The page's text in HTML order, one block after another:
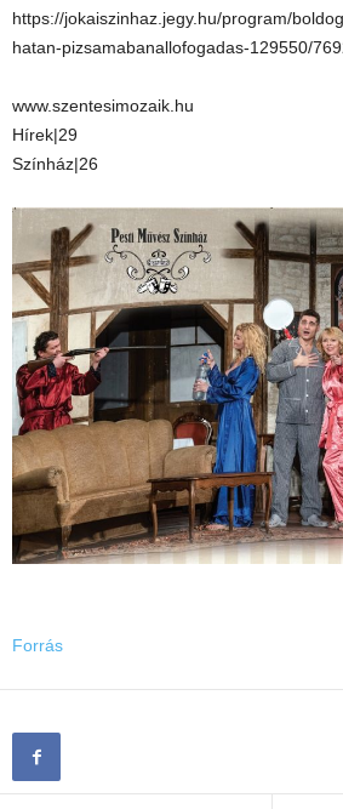
https://jokaiszinhaz.jegy.hu/program/
hatan-pizsamabanallofogadas-129550/
www.szentesimozaik.hu
Hírek|29
Színház|26
Forrás